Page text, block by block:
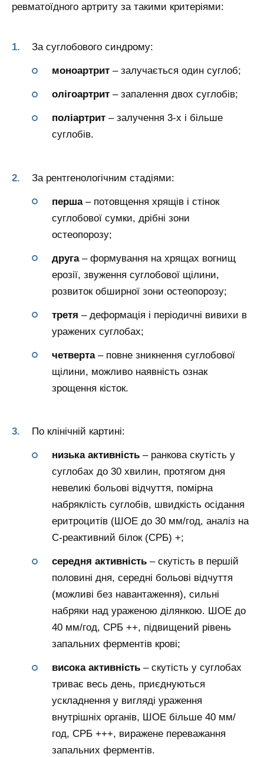
ревматоїдного артриту за такими критеріями:
За суглобового синдрому:
моноартрит – залучається один суглоб;
олігоартрит – запалення двох суглобів;
поліартрит – залучення 3-х і більше
суглобів.
За рентгенологічним стадіями:
перша– потовщення хрящів і стінок
суглобової сумки, дрібні зони
остеопорозу;
друга– формування на хрящах вогнищ
ерозії, звуження суглобової щілини,
розвиток обширної зони остеопорозу;
третя – деформація і періодичні вивихи в
уражених суглобах;
четверта– повне зникнення суглобової
щілини, можливо наявність ознак
зрощення кісток.
По клінічній картині:
низька активність – ранкова скутість у
суглобах до 30 хвилин, протягом дня
невеликі больові відчуття, помірна
набряклість суглобів, швидкість осідання
еритроцитів (ШОЕ до 30 мм/год, аналіз на
С-реактивний білок (СРБ) +;
середня активність – скутість в першій
половині дня, середні больові відчуття
(можливі без навантаження), сильні
набряки над ураженою ділянкою. ШОЕ до
40 мм/год, СРБ ++, підвищений рівень
запальних ферментів крові;
висока активність – скутість у суглобах
триває весь день, приєднуються
ускладнення у вигляді ураження
внутрішніх органів, ШОЕ більше 40 мм/
год, СРБ +++, виражене переважання
запальних ферментів.